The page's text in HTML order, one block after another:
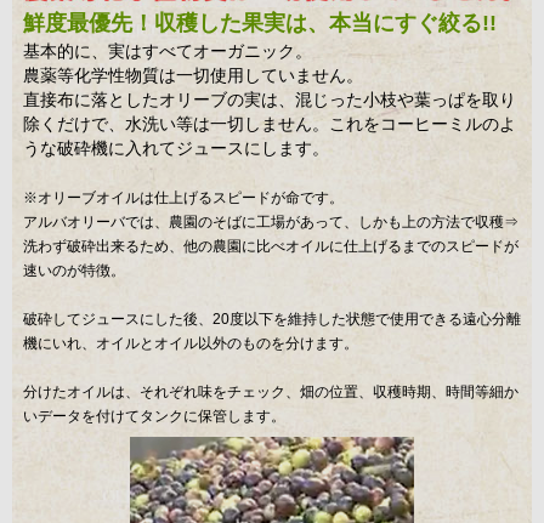
鮮度最優先！収穫した果実は、本当にすぐ絞る!!
基本的に、実はすべてオーガニック。
農薬等化学性物質は一切使用していません。
直接布に落としたオリーブの実は、混じった小枝や葉っぱを取り
除くだけで、水洗い等は一切しません。これをコーヒーミルのよ
うな破砕機に入れてジュースにします。
※オリーブオイルは仕上げるスピードが命です。
アルバオリーバでは、農園のそばに工場があって、しかも上の方法で収穫⇒
洗わず破砕出来るため、他の農園に比べオイルに仕上げるまでのスピードが
速いのが特徴。
破砕してジュースにした後、20度以下を維持した状態で使用できる遠心分離
機にいれ、オイルとオイル以外のものを分けます。
分けたオイルは、それぞれ味をチェック、畑の位置、収穫時期、時間等細か
いデータを付けてタンクに保管します。